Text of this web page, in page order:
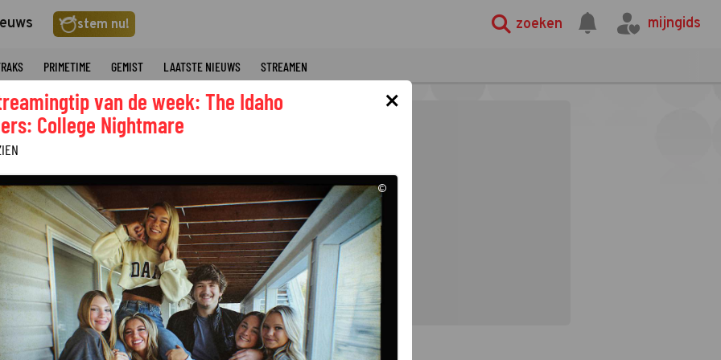
stem nu! zoeken mijngids
PRIMETIME GEMIST LAATSTE NIEUWS STREAMEN
×
van de week: The Idaho
College Nightmare
©